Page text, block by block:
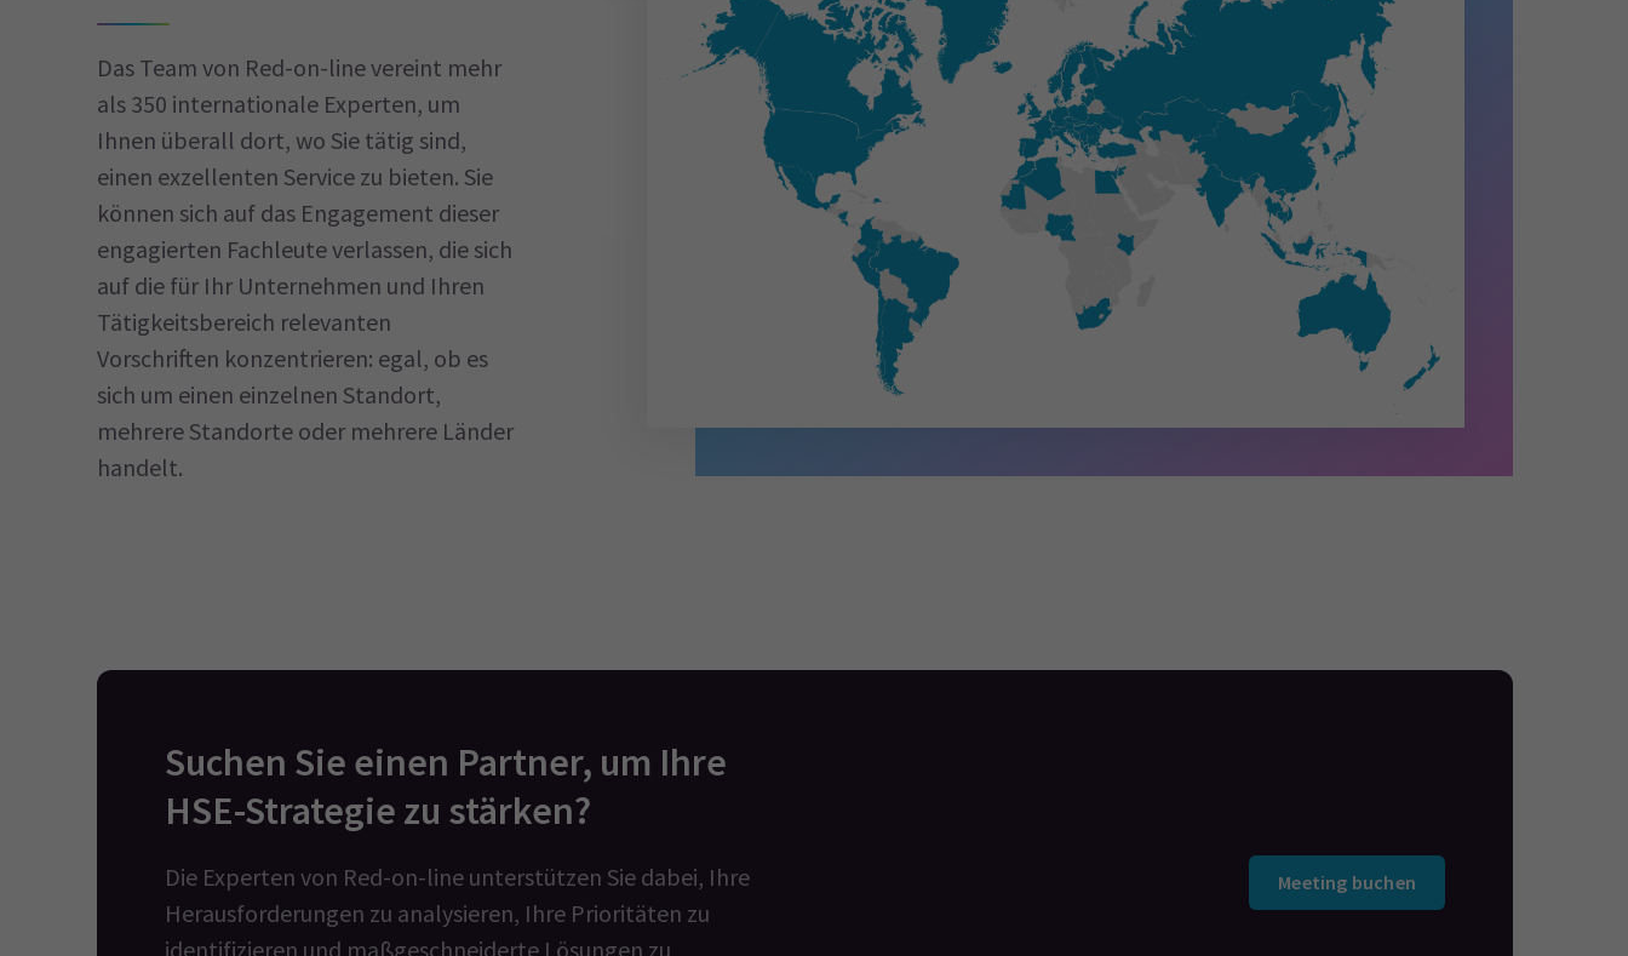
Das Team von Red-on-line vereint mehr
als 350 internationale Experten, um
Ihnen überall dort, wo Sie tätig sind,
einen exzellenten Service zu bieten. Sie
können sich auf das Engagement dieser
engagierten Fachleute verlassen, die sich
auf die für Ihr Unternehmen und Ihren
Tätigkeitsbereich relevanten
Vorschriften konzentrieren: egal, ob es
sich um einen einzelnen Standort,
mehrere Standorte oder mehrere Länder
handelt.
Suchen Sie einen Partner, um Ihre
HSE-Strategie zu stärken?
Die Experten von Red-on-line unterstützen Sie dabei, Ihre
Herausforderungen zu analysieren, Ihre Prioritäten zu
identifizieren und maßgeschneiderte Lösungen zu
Meeting buchen